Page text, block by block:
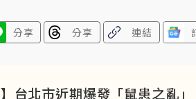
分享 分享 連結
台北市近期爆發「鼠患之亂